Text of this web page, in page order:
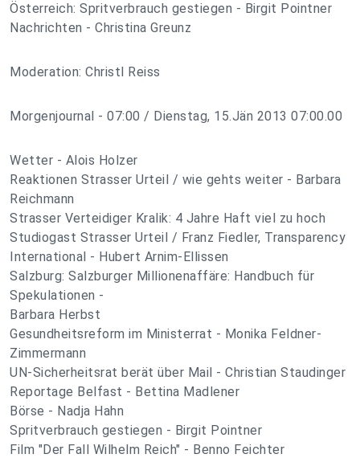
Österreich: Spritverbrauch gestiegen - Birgit Pointner
Nachrichten - Christina Greunz
Moderation: Christl Reiss
Morgenjournal - 07:00 / Dienstag, 15.Jän 2013 07:00.00
Wetter - Alois Holzer
Reaktionen Strasser Urteil / wie gehts weiter - Barbara
Reichmann
Strasser Verteidiger Kralik: 4 Jahre Haft viel zu hoch
Studiogast Strasser Urteil / Franz Fiedler, Transparency
International - Hubert Arnim-Ellissen
Salzburg: Salzburger Millionenaffäre: Handbuch für
Spekulationen -
Barbara Herbst
Gesundheitsreform im Ministerrat - Monika Feldner-
Zimmermann
UN-Sicherheitsrat berät über Mail - Christian Staudinger
Reportage Belfast - Bettina Madlener
Börse - Nadja Hahn
Spritverbrauch gestiegen - Birgit Pointner
Film "Der Fall Wilhelm Reich" - Benno Feichter